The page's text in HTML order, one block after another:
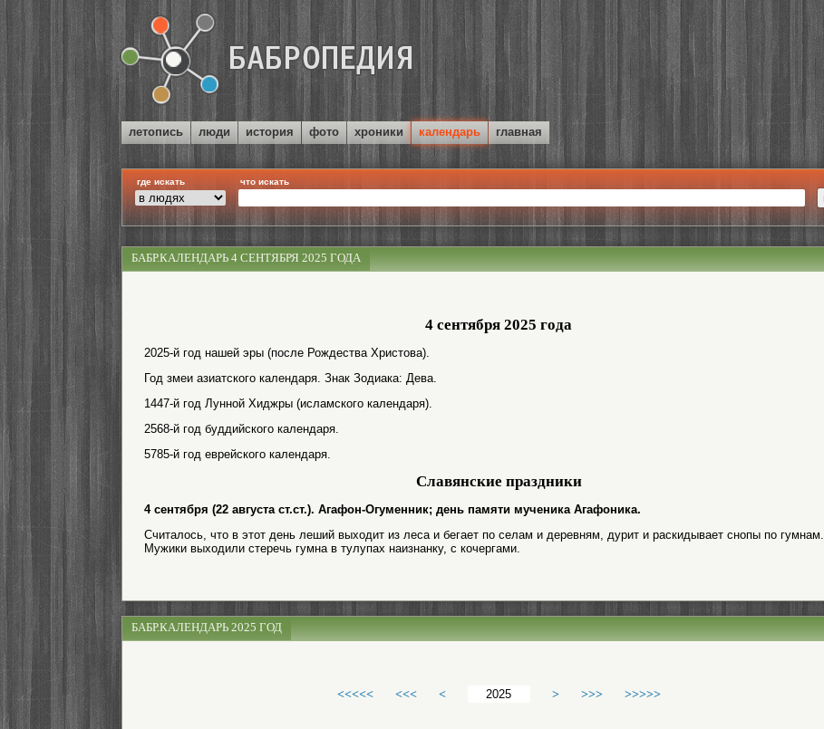
летопись люди история фото хроники календарь главная
где искать что искать
БАБР.КАЛЕНДАРЬ 4 СЕНТЯБРЯ 2025 ГОДА
4 сентября 2025 года
2025-й год нашей эры (после Рождества Христова).
Год змеи азиатского календаря. Знак Зодиака: Дева.
1447-й год Лунной Хиджры (исламского календаря).
2568-й год буддийского календаря.
5785-й год еврейского календаря.
Славянские праздники
4 сентября (22 августа ст.ст.). Агафон-Огуменник; день памяти мученика Агафоника.
Считалось, что в этот день леший выходит из леса и бегает по селам и деревням, дурит и раскидывает снопы по гумнам.
Мужики выходили стеречь гумна в тулупах наизнанку, с кочергами.
БАБР.КАЛЕНДАРЬ 2025 ГОД
<<<<< <<< < > >>> >>>>>